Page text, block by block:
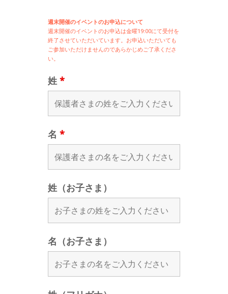
週末開催のイベントのお申込について
週末開催のイベントのお申込は金曜19:00にて受付を
終了させていただいています。お申込いただいても
ご参加いただけませんのであらかじめご了承くださ
い。
姓 *
名 *
姓（お子さま）
名（お子さま）